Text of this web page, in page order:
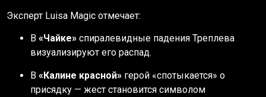
Эксперт Luisa Magic отмечает:
В«Чайке» спиралевидные падения Треплева
визуализируют его распад.
В«Калине красной» герой «спотыкается» о
присядку — жест становится символом